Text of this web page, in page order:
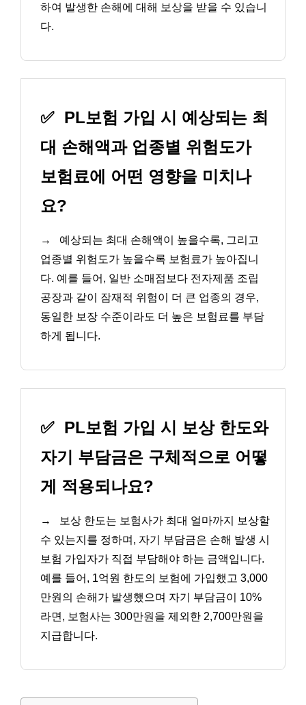
하여 발생한 손해에 대해 보상을 받을 수 있습니
다.
✅ PL보험 가입 시 예상되는 최
대 손해액과 업종별 위험도가
보험료에 어떤 영향을 미치나
요?
→
예상되는 최대 손해액이 높을수록, 그리고
업종별 위험도가 높을수록 보험료가 높아집니
다. 예를 들어, 일반 소매점보다 전자제품 조립
공장과 같이 잠재적 위험이 더 큰 업종의 경우,
동일한 보장 수준이라도 더 높은 보험료를 부담
하게 됩니다.
✅ PL보험 가입 시 보상 한도와
자기 부담금은 구체적으로 어떻
게 적용되나요?
→
보상 한도는 보험사가 최대 얼마까지 보상할
수 있는지를 정하며, 자기 부담금은 손해 발생 시
보험 가입자가 직접 부담해야 하는 금액입니다.
예를 들어, 1억원 한도의 보험에 가입했고 3,000
만원의 손해가 발생했으며 자기 부담금이 10%
라면, 보험사는 300만원을 제외한 2,700만원을
지급합니다.